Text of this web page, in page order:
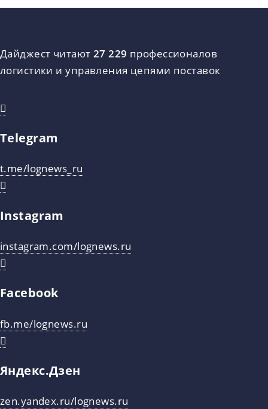
Дайджест читают 27 229 профессионалов
логистики и управления цепями поставок
Telegram
t.me/lognews_ru
Instagram
instagram.com/lognews.ru
Facebook
fb.me/lognews.ru
Яндекс.Дзен
zen.yandex.ru/lognews.ru